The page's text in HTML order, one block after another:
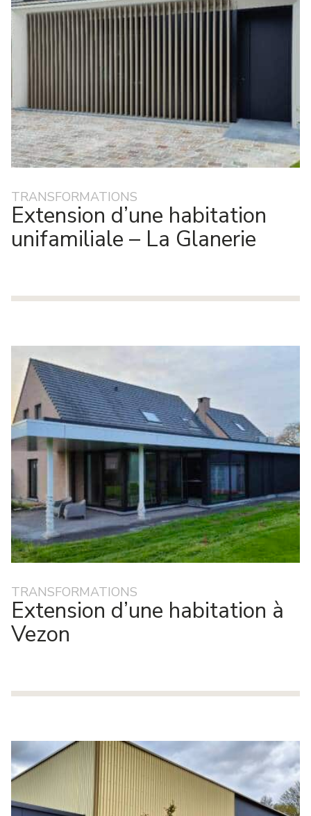
TRANSFORMATIONS
Extension d’une habitation
unifamiliale – La Glanerie
TRANSFORMATIONS
Extension d’une habitation à
Vezon